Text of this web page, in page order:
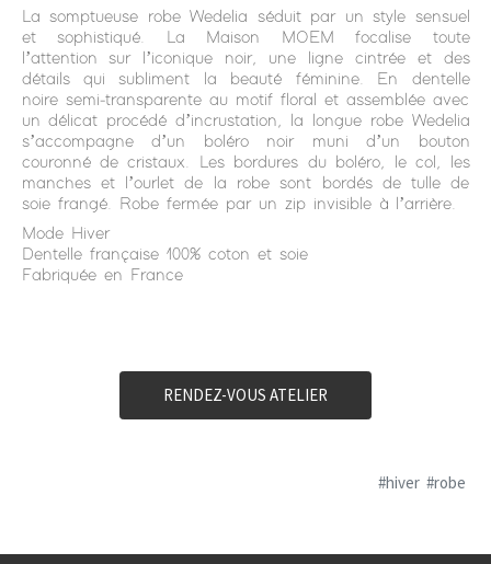
La somptueuse robe Wedelia séduit par un style sensuel
et sophistiqué. La Maison MOEM focalise toute
l’attention sur l’iconique noir, une ligne cintrée et des
détails qui subliment la beauté féminine. En dentelle
noire semi-transparente au motif floral et assemblée avec
un délicat procédé d’incrustation, la longue robe Wedelia
s’accompagne d’un boléro noir muni d’un bouton
couronné de cristaux. Les bordures du boléro, le col, les
manches et l’ourlet de la robe sont bordés de tulle de
soie frangé. Robe fermée par un zip invisible à l’arrière.
Mode Hiver
Dentelle française 100% coton et soie
Fabriquée en France
RENDEZ-VOUS ATELIER
#hiver #robe